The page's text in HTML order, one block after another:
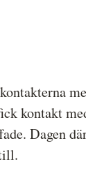
kontakt
Dagen